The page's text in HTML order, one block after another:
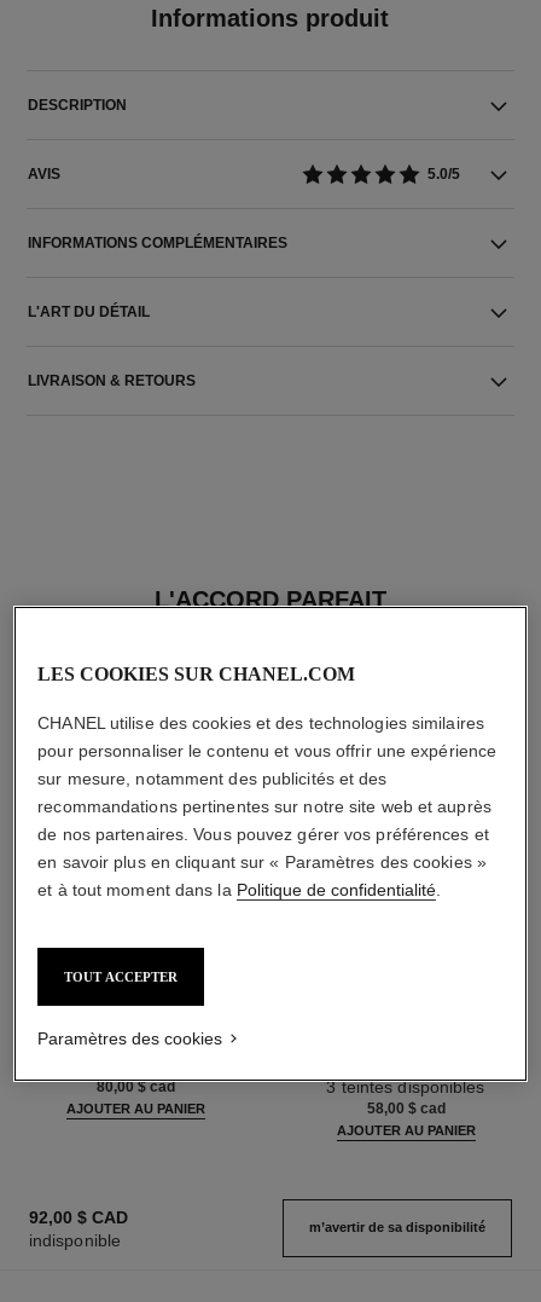
Informations produit
DESCRIPTION
AVIS 5.0/5
INFORMATIONS COMPLÉMENTAIRES
L'ART DU DÉTAIL
LIVRAISON & RETOURS
L'ACCORD PARFAIT
les beiges
Poudre Belle Mine Naturelle
80,00 $ cad
AJOUTER AU PANIER
Réf. 190010
3 teintes disponibles
58,00 $ cad
AJOUTER AU PANIER
92,00 $ CAD
indisponible
m’avertir de sa disponibilité
LES COOKIES SUR CHANEL.COM
CHANEL utilise des cookies et des technologies similaires
pour personnaliser le contenu et vous offrir une expérience
sur mesure, notamment des publicités et des
recommandations pertinentes sur notre site web et auprès
de nos partenaires. Vous pouvez gérer vos préférences et
en savoir plus en cliquant sur « Paramètres des cookies »
et à tout moment dans la Politique de confidentialité.
TOUT ACCEPTER
Paramètres des cookies